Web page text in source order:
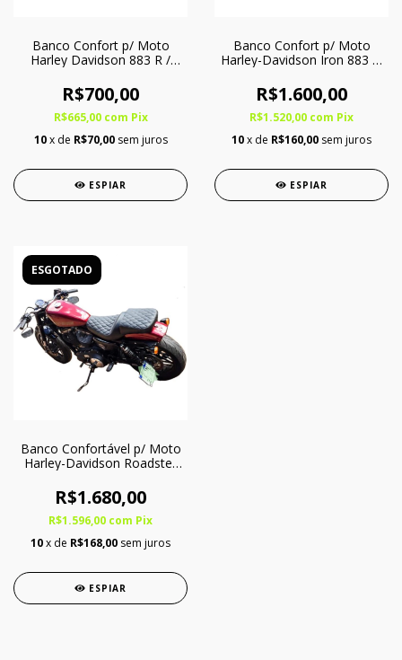
Banco Confort p/ Moto
Harley Davidson 883 R /
R$700,00
R$665,00 com Pix
10 x de R$70,00 sem juros
ESPIAR
Banco Confort p/ Moto
Harley-Davidson Iron 883 c/
R$1.600,00
R$1.520,00 com Pix
10x de R$160,00 sem juros
ESPIAR
ESGOTADO
Banco Confortável p/ Moto
Harley-Davidson Roadster
R$1.680,00
R$1.596,00 com Pix
10x de R$168,00 sem juros
ESPIAR